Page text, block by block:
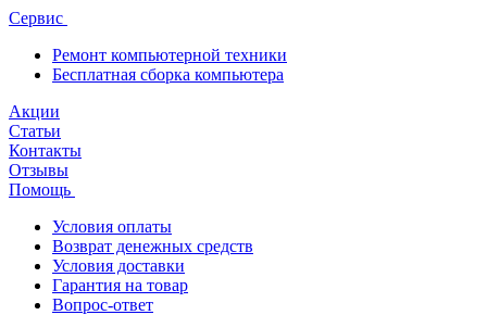
Сервис
Ремонт компьютерной техники
Бесплатная сборка компьютера
Акции
Статьи
Контакты
Отзывы
Помощь
Условия оплаты
Возврат денежных средств
Условия доставки
Гарантия на товар
Вопрос-ответ